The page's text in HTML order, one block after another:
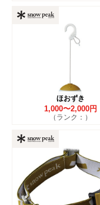
ほおずき
1,000〜2,000円
（ランク：）